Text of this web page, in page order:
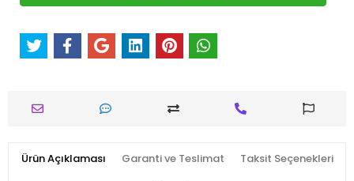
Ürün Açıklaması Garanti ve Teslimat Taksit Seçenekleri